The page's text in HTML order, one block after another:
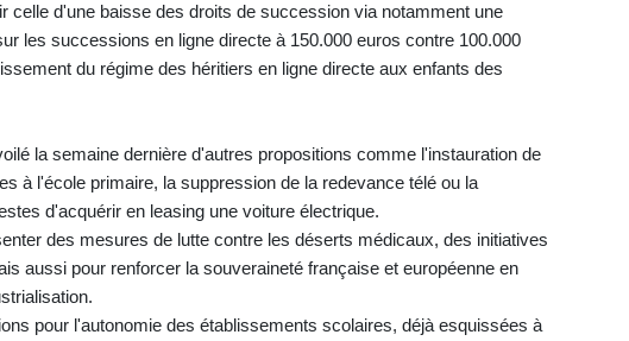
celle d'une baisse des droits de succession via notamment une
les successions en ligne directe à 150.000 euros contre 100.000
du régime des héritiers en ligne directe aux enfants des
la semaine dernière d'autres propositions comme l'instauration de
à l'école primaire, la suppression de la redevance télé ou la
d'acquérir en leasing une voiture électrique.
des mesures de lutte contre les déserts médicaux, des initiatives
aussi pour renforcer la souveraineté française et européenne en
pour l'autonomie des établissements scolaires, déjà esquissées à